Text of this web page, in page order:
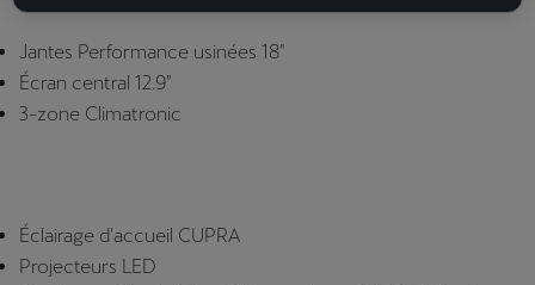
Jantes Performance usinées 18"
Écran central 12.9"
3-zone Climatronic
Éclairage d'accueil CUPRA
Projecteurs LED